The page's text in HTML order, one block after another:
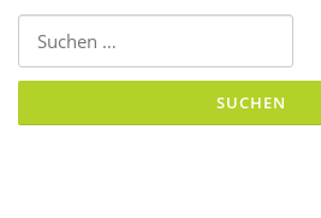
Suchen nach: